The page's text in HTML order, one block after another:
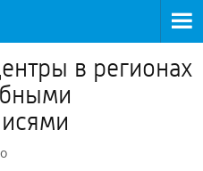
в регионах